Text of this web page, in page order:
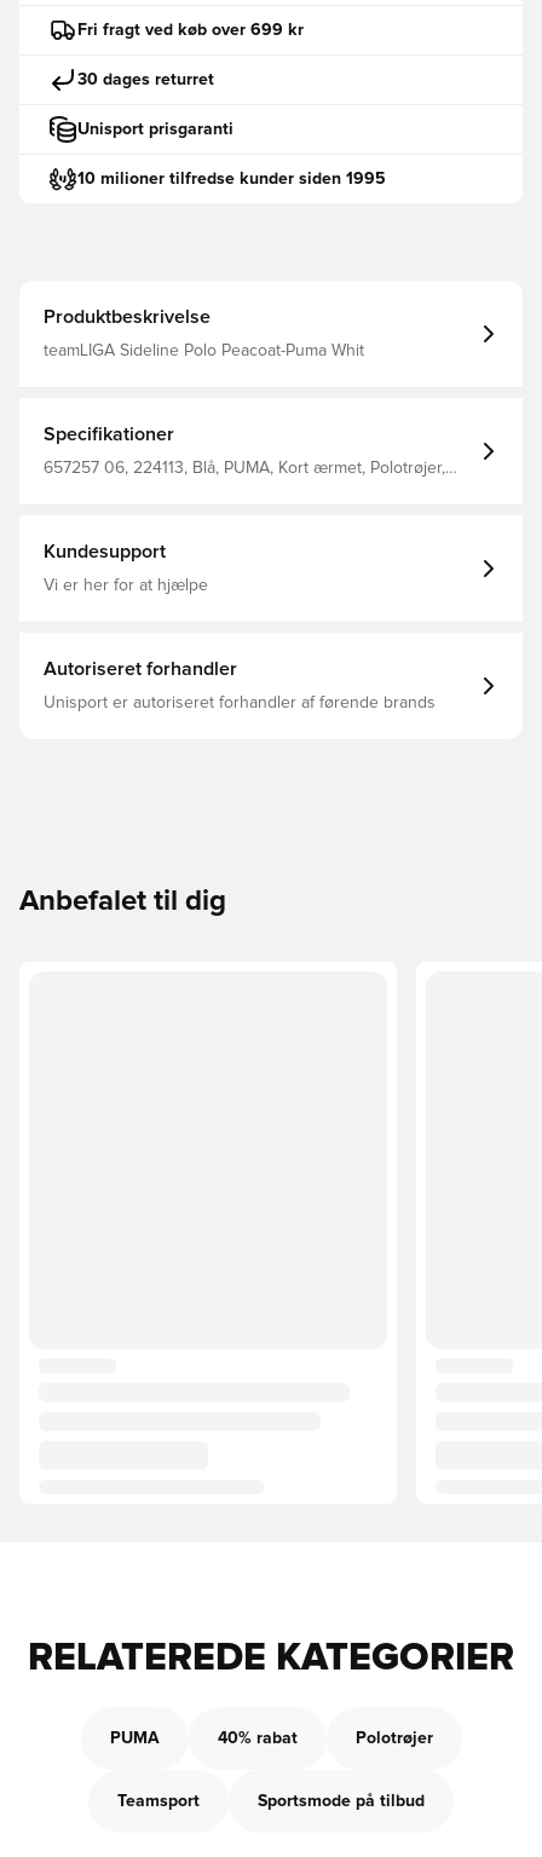
Fri fragt ved køb over 699 kr
30 dages returret
Unisport prisgaranti
10 milioner tilfredse kunder siden 1995
Produktbeskrivelse
teamLIGA Sideline Polo Peacoat-Puma Whit
Specifikationer
657257 06, 224113, Blå, PUMA, Kort ærmet, Polotrøjer,
Kundesupport
Vi er her for at hjælpe
Autoriseret forhandler
Unisport er autoriseret forhandler af førende brands
Anbefalet til dig
RELATEREDE KATEGORIER
PUMA 40% rabat Polotrøjer
Teamsport Sportsmode på tilbud